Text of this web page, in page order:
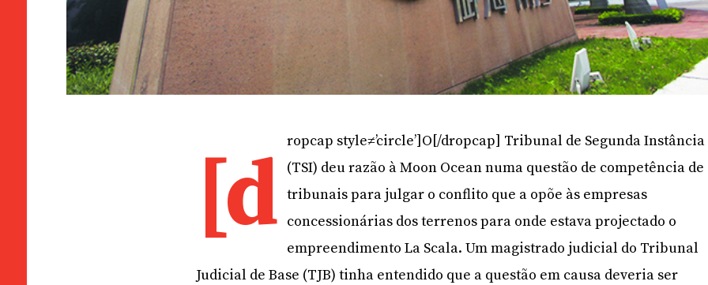
[d ropcap style≠’circle’]O[/dropcap] Tribunal de Segunda Instância
(TSI) deu razão à Moon Ocean numa questão de competência de
tribunais para julgar o conflito que a opõe às empresas
concessionárias dos terrenos para onde estava projectado o
empreendimento La Scala. Um magistrado judicial do Tribunal
Judicial de Base (TJB) tinha entendido que a questão em causa deveria ser